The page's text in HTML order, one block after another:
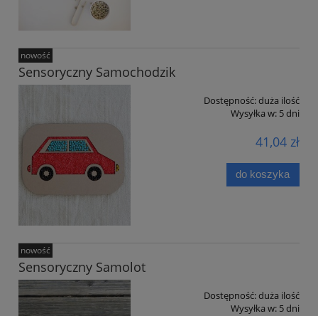
Sensoryczny Samochodzik
Dostępność:duża ilość
Wysyłka w: 5 dni
41,04 zł
do koszyka
nowość
Sensoryczny Samolot
Dostępność:duża ilość
Wysyłka w: 5 dni
nowość